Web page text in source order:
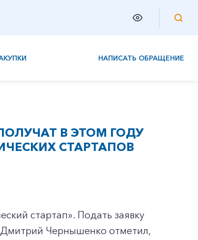
НАПИСАТЬ ОБРАЩЕНИЕ
В ЭТОМ ГОДУ
СТАРТАПОВ
стартап». Подать заявку
Чернышенко отметил,